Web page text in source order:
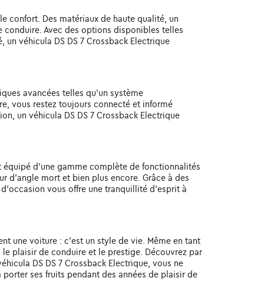
confort. Des matériaux de haute qualité, un
Avec des options disponibles telles
véhicula DS DS 7 Crossback Electrique
avancées telles qu'un système
vous restez toujours connecté et informé
un véhicula DS DS 7 Crossback Electrique
équipé d'une gamme complète de fonctionnalités
d'angle mort et bien plus encore. Grâce à des
vous offre une tranquillité d'esprit à
une voiture : c'est un style de vie. Même en tant
plaisir de conduire et le prestige. Découvrez par
DS DS 7 Crossback Electrique, vous ne
ses fruits pendant des années de plaisir de